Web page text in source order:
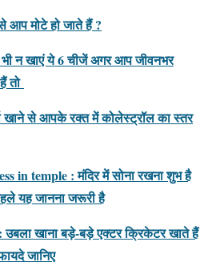
आप मोटे हो जाते हैं ?
न खाएं ये 6 चीजें अगर आप जीवनभर
तो
खाने से आपके रक्त में कोलेस्ट्रॉल का स्तर
in temple : मंदिर में सोना रखना शुभ है
यह जानना जरूरी है
खाना बड़े-बड़े एक्टर क्रिकेटर खाते हैं
जानिए